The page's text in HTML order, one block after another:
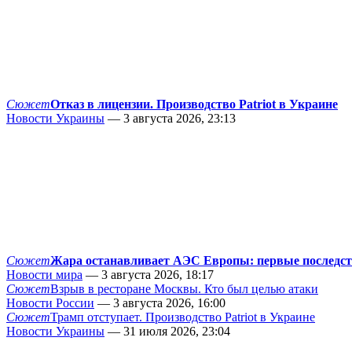
СюжетОтказ в лицензии. Производство Patriot в Украине
Новости Украины — 3 августа 2026, 23:13
СюжетЖара останавливает АЭС Европы: первые
Новости мира — 3 августа 2026, 18:17
СюжетВзрыв в ресторане Москвы. Кто был целью атаки
Новости России — 3 августа 2026, 16:00
СюжетТрамп отступает. Производство Patriot в Украине
Новости Украины — 31 июля 2026, 23:04